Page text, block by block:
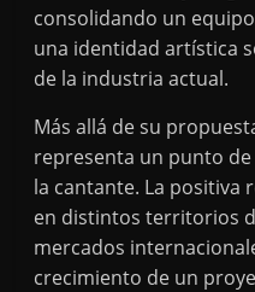
consolidando un
una identidad artística
de la industria actual.
Más allá de su
representa un punto
la cantante. La positiva
en distintos territorios
mercados
crecimiento de un